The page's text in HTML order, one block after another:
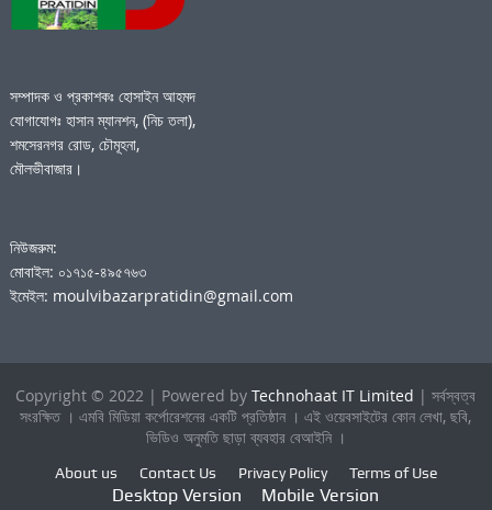
সম্পাদক ও প্রকাশকঃ হোসাইন আহমদ
যোগাযোগঃ হাসান ম্যানশন, (নিচ তলা),
শমসেরনগর রোড, চৌমূহনা,
মৌলভীবাজার।
নিউজরুম:
মোবাইল: ০১৭১৫-৪৯৫৭৬৩
ইমেইল: moulvibazarpratidin@gmail.com
Copyright © 2022 | Powered byTechnohaat IT Limited | সর্বস্বত্ব
সংরক্ষিত । এমবি মিডিয়া কর্পোরেশনের একটি প্রতিষ্ঠান । এই ওয়েবসাইটের কোন লেখা, ছবি,
ভিডিও অনুমতি ছাড়া ব্যবহার বেআইনি ।
About us Contact Us Privacy Policy Terms of Use
Desktop Version Mobile Version